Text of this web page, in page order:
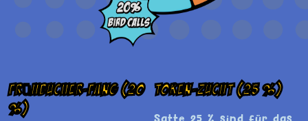
Frühbucher-Fang (20
%)
Token-Zucht (25 %)